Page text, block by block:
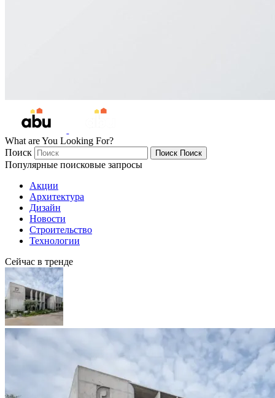
What are You Looking For?
Поиск
Поиск Поиск
Популярные поисковые запросы
Акции
Архитектура
Дизайн
Новости
Строительство
Технологии
Сейчас в тренде